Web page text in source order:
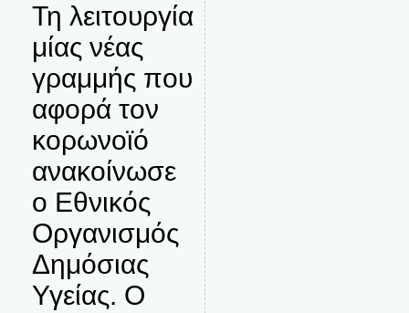
Τη λειτουργία
μίας νέας
γραμμής που
αφορά τον
κορωνοϊό
ανακοίνωσε
ο Εθνικός
Οργανισμός
Δημόσιας
Υγείας. Ο